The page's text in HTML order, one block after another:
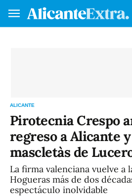
ALICANTE
Pirotecnia Crespo
regreso a Alicante
mascletàs de
La firma valenciana vuelve a
Hogueras más de dos
espectáculo inolvidable